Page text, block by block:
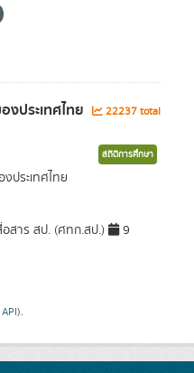
ประเทศไทย
22237 total
สถิติการศึกษา
ประเทศไทย
อสาร สป. (ศทก.สป.)
9
).